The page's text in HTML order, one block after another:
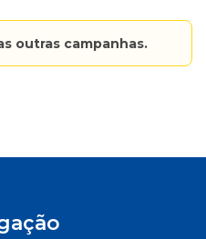
outras campanhas.